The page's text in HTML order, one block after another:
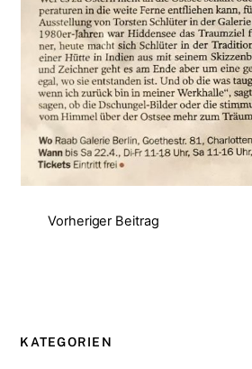
Vorheriger Beitrag
KATEGORIEN